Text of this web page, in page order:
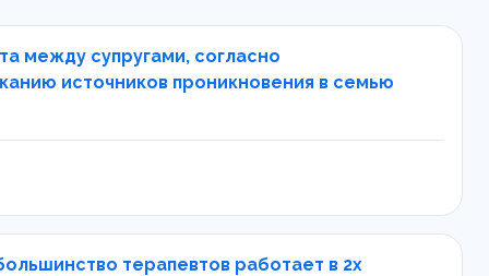
между супругами, согласно
источников проникновения в семью
терапевтов работает в 2х